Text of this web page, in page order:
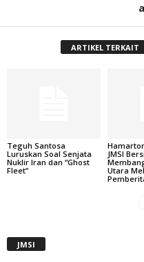
ARTIKEL TERKAIT
Teguh Santosa
Luruskan Soal Senjata
Nuklir Iran dan “Ghost
Fleet”
JMSI
Utara
JMSI